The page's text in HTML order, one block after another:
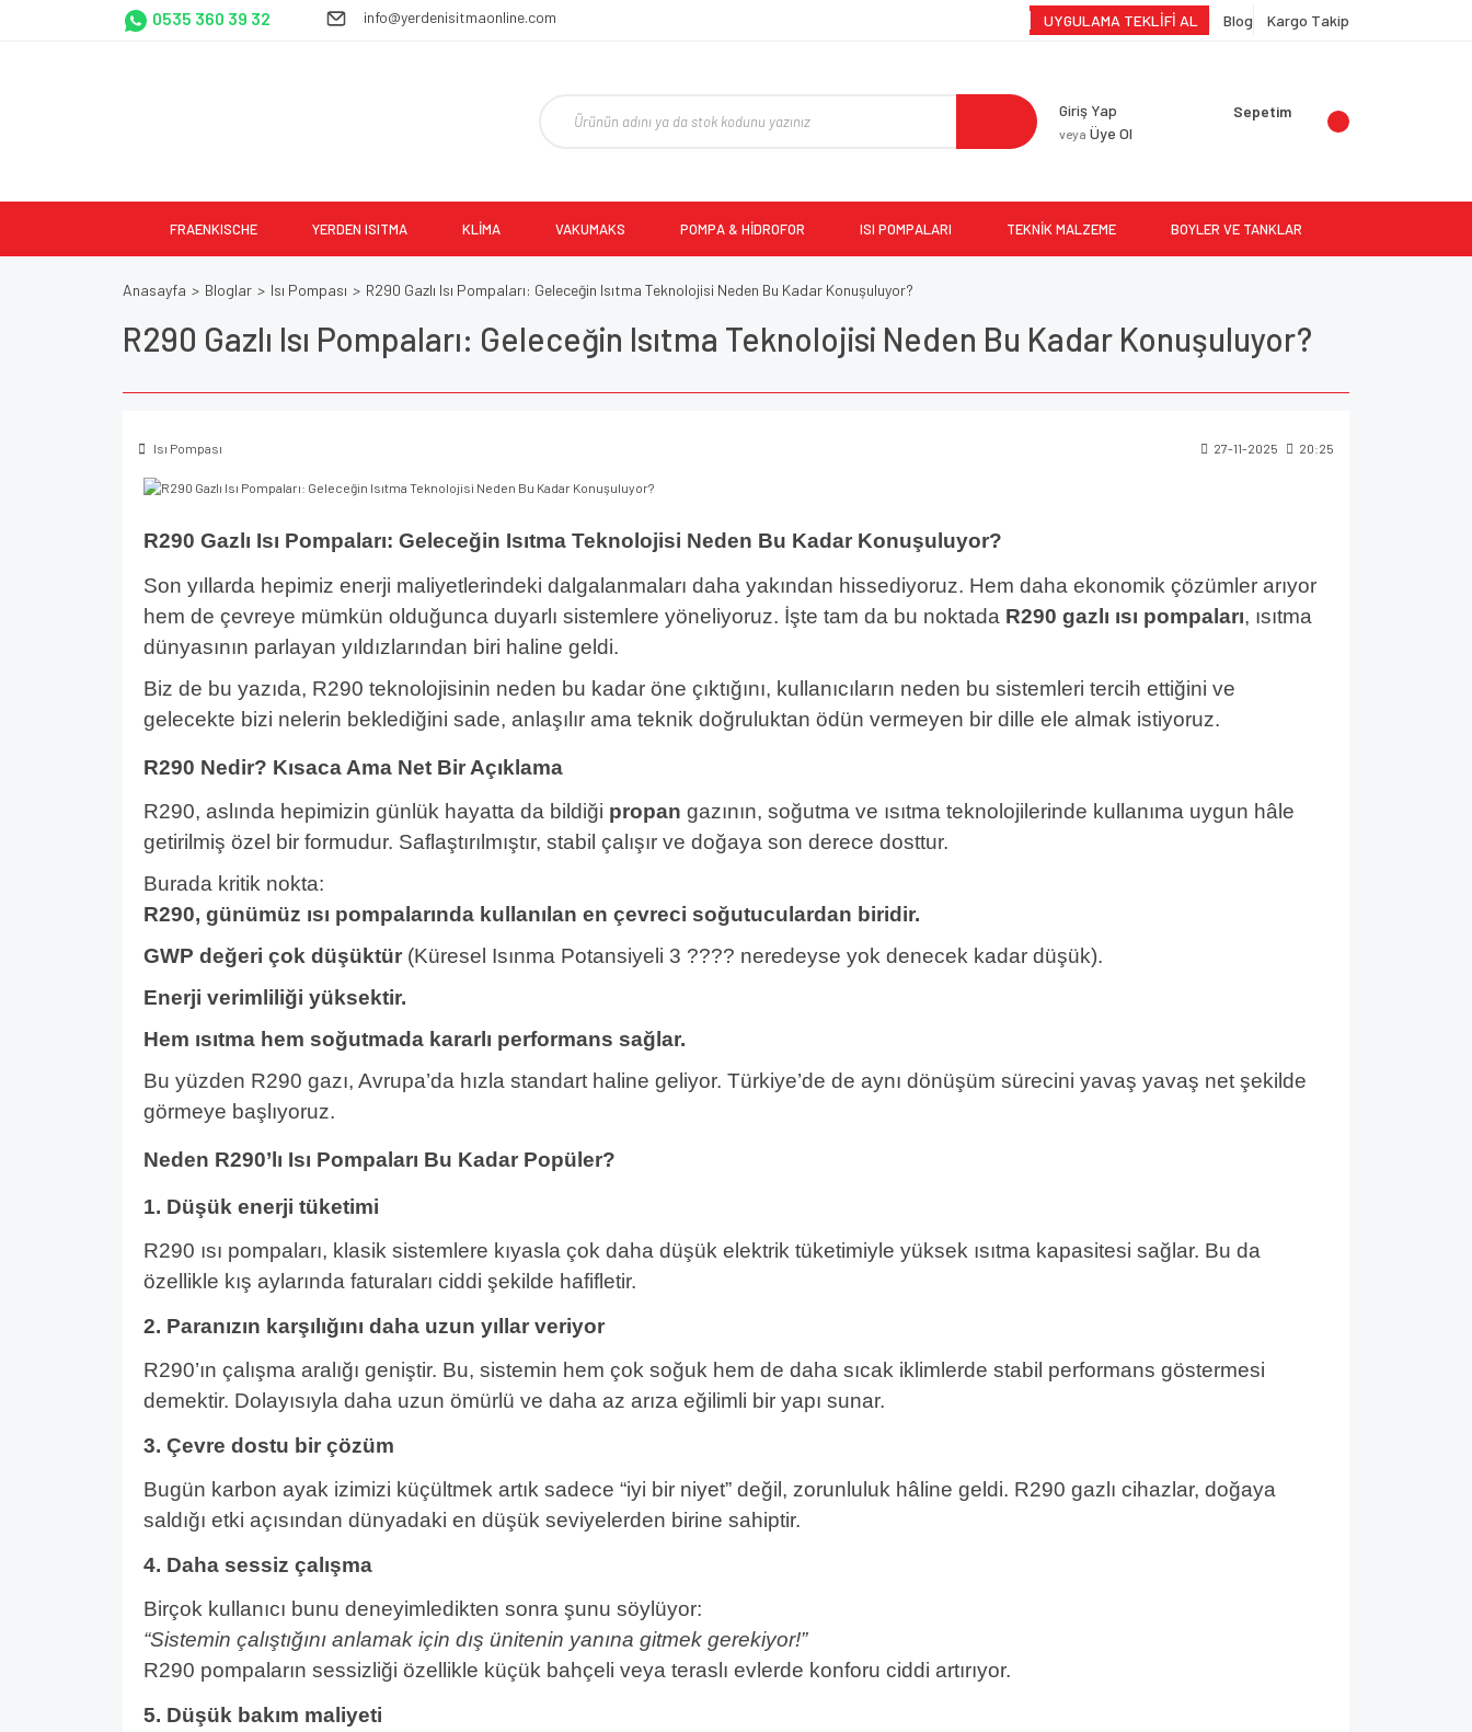
0535 360 39 32 info@yerdenisitmaonline.com UYGULAMA TEKLİFİ AL Blog Kargo Takip
Giriş Yap
veya Üye Ol
Sepetim
FRAENKISCHE YERDEN ISITMA KLİMA VAKUMAKS POMPA & HİDROFOR ISI POMPALARI TEKNİK MALZEME BOYLER VE TANKLAR
Anasayfa Bloglar Isı Pompası R290 Gazlı Isı Pompaları: Geleceğin Isıtma Teknolojisi Neden Bu Kadar Konuşuluyor?
R290 Gazlı Isı Pompaları: Geleceğin Isıtma Teknolojisi Neden Bu Kadar Konuşuluyor?
Isı Pompası 27-11-2025 20:25
R290 Gazlı Isı Pompaları: Geleceğin Isıtma Teknolojisi Neden Bu Kadar Konuşuluyor?
Son yıllarda hepimiz enerji maliyetlerindeki dalgalanmaları daha yakından hissediyoruz. Hem daha ekonomik çözümler arıyor
hem de çevreye mümkün olduğunca duyarlı sistemlere yöneliyoruz. İşte tam da bu noktada R290 gazlı ısı pompaları, ısıtma
dünyasının parlayan yıldızlarından biri haline geldi.
Biz de bu yazıda, R290 teknolojisinin neden bu kadar öne çıktığını, kullanıcıların neden bu sistemleri tercih ettiğini ve
gelecekte bizi nelerin beklediğini sade, anlaşılır ama teknik doğruluktan ödün vermeyen bir dille ele almak istiyoruz.
R290 Nedir? Kısaca Ama Net Bir Açıklama
R290, aslında hepimizin günlük hayatta da bildiği propan gazının, soğutma ve ısıtma teknolojilerinde kullanıma uygun hâle
getirilmiş özel bir formudur. Saflaştırılmıştır, stabil çalışır ve doğaya son derece dosttur.
Burada kritik nokta:
R290, günümüz ısı pompalarında kullanılan en çevreci soğutuculardan biridir.
GWP değeri çok düşüktür (Küresel Isınma Potansiyeli 3 ???? neredeyse yok denecek kadar düşük).
Enerji verimliliği yüksektir.
Hem ısıtma hem soğutmada kararlı performans sağlar.
Bu yüzden R290 gazı, Avrupa’da hızla standart haline geliyor. Türkiye’de de aynı dönüşüm sürecini yavaş yavaş net şekilde
görmeye başlıyoruz.
Neden R290’lı Isı Pompaları Bu Kadar Popüler?
1. Düşük enerji tüketimi
R290 ısı pompaları, klasik sistemlere kıyasla çok daha düşük elektrik tüketimiyle yüksek ısıtma kapasitesi sağlar. Bu da
özellikle kış aylarında faturaları ciddi şekilde hafifletir.
2. Paranızın karşılığını daha uzun yıllar veriyor
R290’ın çalışma aralığı geniştir. Bu, sistemin hem çok soğuk hem de daha sıcak iklimlerde stabil performans göstermesi
demektir. Dolayısıyla daha uzun ömürlü ve daha az arıza eğilimli bir yapı sunar.
3. Çevre dostu bir çözüm
Bugün karbon ayak izimizi küçültmek artık sadece “iyi bir niyet” değil, zorunluluk hâline geldi. R290 gazlı cihazlar, doğaya
saldığı etki açısından dünyadaki en düşük seviyelerden birine sahiptir.
4. Daha sessiz çalışma
Birçok kullanıcı bunu deneyimledikten sonra şunu söylüyor:
“Sistemin çalıştığını anlamak için dış ünitenin yanına gitmek gerekiyor!”
R290 pompaların sessizliği özellikle küçük bahçeli veya teraslı evlerde konforu ciddi artırıyor.
5. Düşük bakım maliyeti